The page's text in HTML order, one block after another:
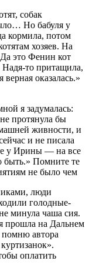
собак
Но бабуля у
кормила, потом
хозяев. На
это Фенин кот
Надя-то притащила,
верная оказалась.»
я задумалась:
протянула бы
живности, и
и не писала
у Ирины — на все
быть.» Помните те
не было чем
люди
голодные-
минула чаша сия.
на Дальнем
помню автора
оплатить